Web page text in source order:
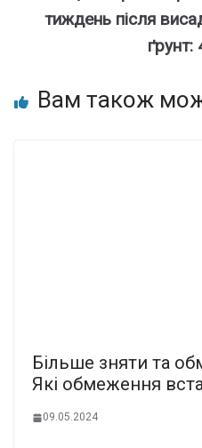
тиждень після
ґрунт:
Вам також
Бiльше зняти та
Які обмeження
09.05.2024